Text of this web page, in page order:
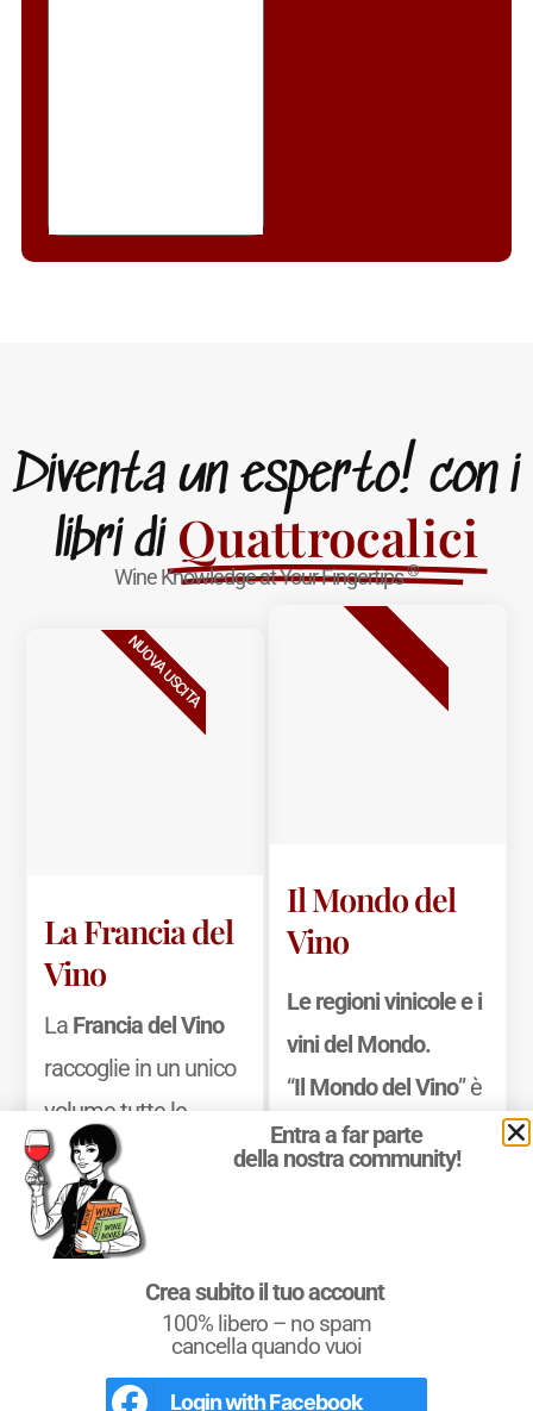
Diventa un esperto! con i
libri di Quattrocalici
Wine Knowledge at Your Fingertips®
La Francia del
Vino
La Francia del Vino
raccoglie in un unico
volume tutte le
informazioni
essenziali
dell’enografia
francese, offrendo
una guida precisa e
NUOVA USCITA
Il Mondo del
Vino
Le regioni vinicole e i
vini del Mondo.
“Il Mondo del Vino” è
il libro ideale per
avvicinarsi
Geografia del Vino
nel Mondo, ed
approfondire la
BESTSELLER
Entra a far parte
della nostra community!
Crea subito il tuo account
100% libero – no spam
cancella quando vuoi
Login withFacebook